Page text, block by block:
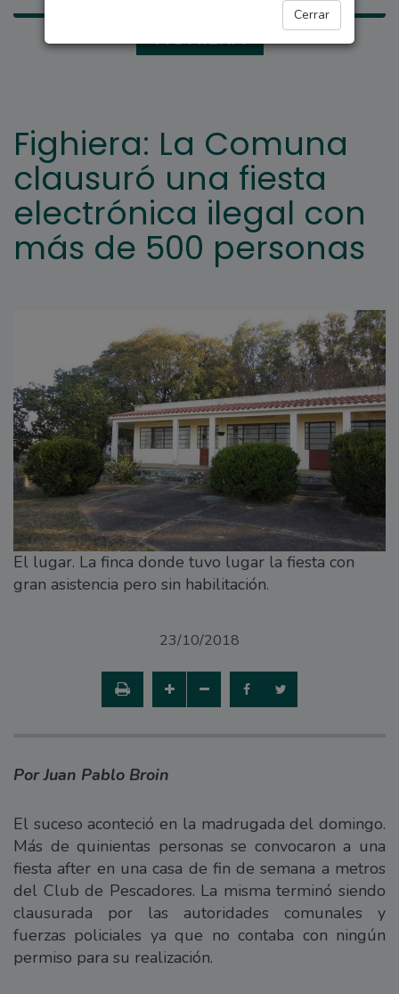
Cerrar
FIGHIERA
Fighiera: La Comuna
clausuró una fiesta
electrónica ilegal con
más de 500 personas
El lugar. La finca donde tuvo lugar la fiesta con
gran asistencia pero sin habilitación.
23/10/2018
Por Juan Pablo Broin
El suceso aconteció en la madrugada del domingo.
Más de quinientas personas se convocaron a una
fiesta after en una casa de fin de semana a metros
del Club de Pescadores. La misma terminó siendo
clausurada por las autoridades comunales y
fuerzas policiales ya que no contaba con ningún
permiso para su realización.